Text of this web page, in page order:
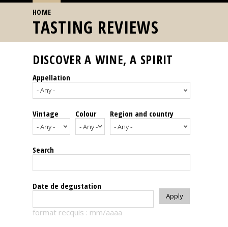
Home
Our
events
Spirits
Tasting
reviews
The
YOU ARE HERE
HOME
TASTING REVIEWS
DISCOVER A WINE, A SPIRIT
Appellation
Vintage Colour Region and country
Search
Date de degustation
format recquis : mm/aaaa